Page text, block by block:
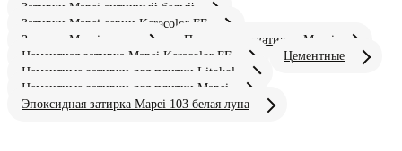
Затирки Mapei античный белый
Затирки Mapei серии Keracolor FF
Затирки Mapei шелк
Полимерные затирки Mapei
Цементная затирка Mapei Keracolor FF
Цементные
Цементные затирки для плитки Litokol
Цементные затирки для плитки Mapei
Эпоксидная затирка Mapei 103 белая луна